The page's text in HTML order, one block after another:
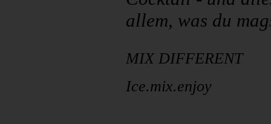
allem, was du
MIX DIFFERENT
Ice.mix.enjoy